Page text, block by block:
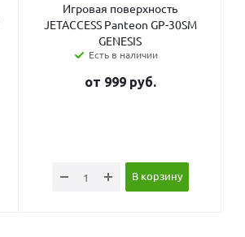
Игровая поверхность
JETACCESS Panteon GP-30SM
GENESIS
Есть в наличии
от 999руб.
В корзину